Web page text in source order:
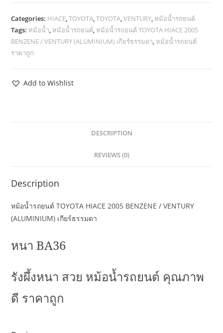
Categories: HIACE,TOYOTA,TOYOTA,VENTURY,หม้อน้ำรถยนต์
Tags:หม้อน้ำ,หม้อน้ำรถยนต์,หม้อน้ำรถยนต์ TOYOTA HIACE 2005
BENZENE / VENTURY (ALUMINIUM) เกียร์ธรรมดา,หม้อน้ำรถยนต์
ราคาถูก
Add to Wishlist
DESCRIPTION
REVIEWS (0)
Description
หม้อน้ำรถยนต์ TOYOTA HIACE 2005 BENZENE / VENTURY
(ALUMINIUM) เกียร์ธรรมดา
หนา BA36
รังผึ้งหนา สวย หม้อน้ำรถยนต์ คุณภาพ
ดี ราคาถูก